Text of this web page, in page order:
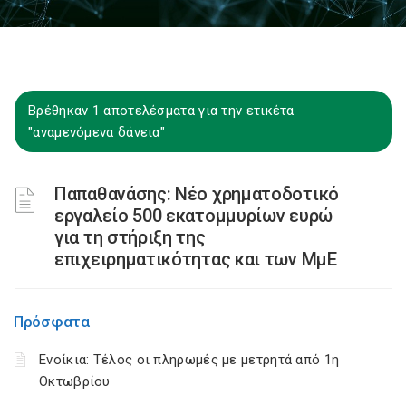
Βρέθηκαν 1 αποτελέσματα για την ετικέτα
"αναμενόμενα δάνεια"
Παπαθανάσης: Νέο χρηματοδοτικό
εργαλείο 500 εκατομμυρίων ευρώ
για τη στήριξη της
επιχειρηματικότητας και των ΜμΕ
Πρόσφατα
Ενοίκια: Τέλος οι πληρωμές με μετρητά από 1η
Οκτωβρίου